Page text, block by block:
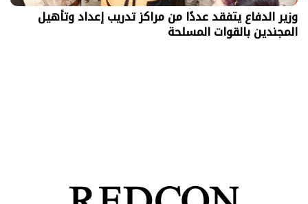
وزير الدفاع يتفقد عددًا من مراكز تدريب إعداد وتأهيل
المجندين بالقوات المسلحة